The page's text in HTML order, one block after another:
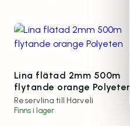
Lina flätad 2mm 500m
flytande orange Polyeten
Reservlina till Härveli
Finns i lager